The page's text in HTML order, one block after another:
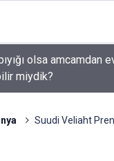
olsa amcamdan
miydik?
Suudi Veliaht